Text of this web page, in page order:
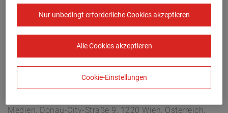
Medien, Donau-City-Straße 9, 1220 Wien, Österreich,
Nur unbedingt erforderliche Cookies akzeptieren
Alle Cookies akzeptieren
Cookie-Einstellungen